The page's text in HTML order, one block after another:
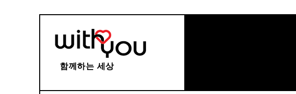
함께하는 세상